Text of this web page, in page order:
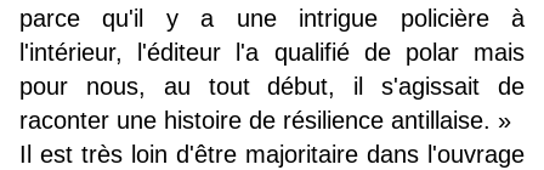
parce qu'il y a une intrigue policière à
l'intérieur, l'éditeur l'a qualifié de polar mais
pour nous, au tout début, il s'agissait de
raconter une histoire de résilience antillaise. »
Il est très loin d'être majoritaire dans l'ouvrage